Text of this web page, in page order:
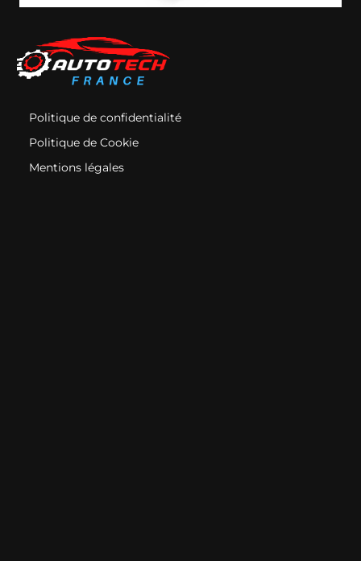
Politique de confidentialité
Politique de Cookie
Mentions légales